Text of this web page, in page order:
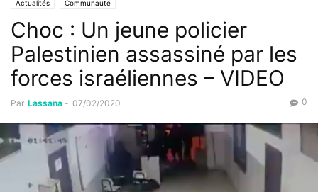
Actualités Communauté
Choc : Un jeune policier
Palestinien assassiné par les
forces israéliennes – VIDEO
Par Lassana - 07/02/2020 0